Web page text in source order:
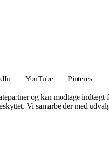
YouTube Pinterest
og kan modtage indtægt
Vi samarbejder med